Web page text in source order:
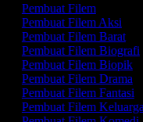
Pembuat Filem
Pembuat Filem Aksi
Pembuat Filem Barat
Pembuat Filem Biografi
Pembuat Filem Biopik
Pembuat Filem Drama
Pembuat Filem Fantasi
Pembuat Filem Keluarga